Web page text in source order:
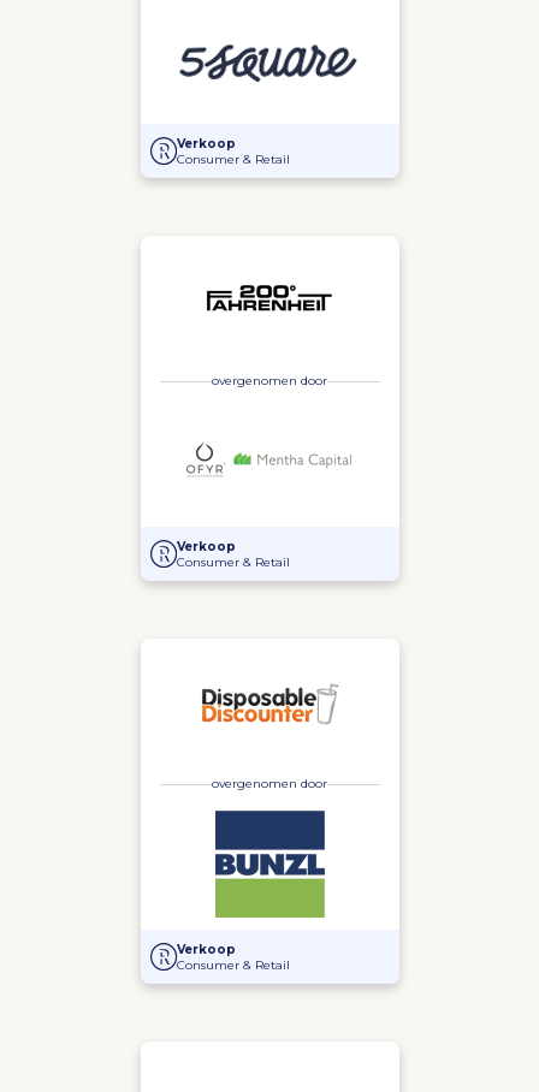
Overname van Bamboo Import Europe door dhr. De
Verkoop
Consumer & Retail
overgenomen door
Fusie tussen 200° Fahrenheit en OFYR
Verkoop
Consumer & Retail
overgenomen door
Overname van Disposable Discounter door Bunzl
Verkoop
Consumer & Retail